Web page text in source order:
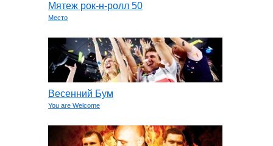
Мятеж рок-н-ролл 50
Место
Весенний Бум
You are Welcome